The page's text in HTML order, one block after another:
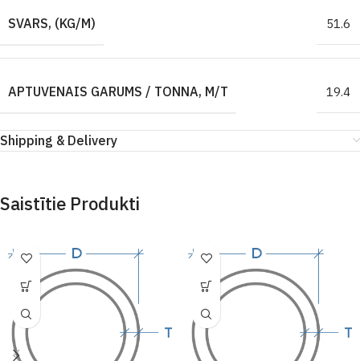
SVARS, (KG/M) 51.6
APTUVENAIS GARUMS / TONNA, M/T 19.4
Shipping & Delivery
Saistītie Produkti